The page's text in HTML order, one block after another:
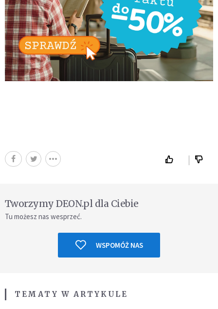
Tworzymy DEON.pl dla Ciebie
Tu możesz nas wesprzeć.
WSPOMÓŻ NAS
TEMATY W ARTYKULE